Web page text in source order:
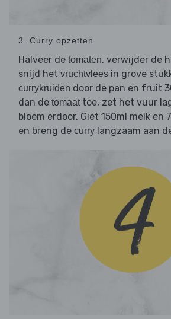
3. Curry opzetten
Halveer de tomaten, verwijder de
snijd het vruchtvlees in grove
currykruiden door de pan en fruit
dan de tomaattoe, zet het vuur
bloem erdoor. Giet 150ml melk en
en breng de curry langzaam aan